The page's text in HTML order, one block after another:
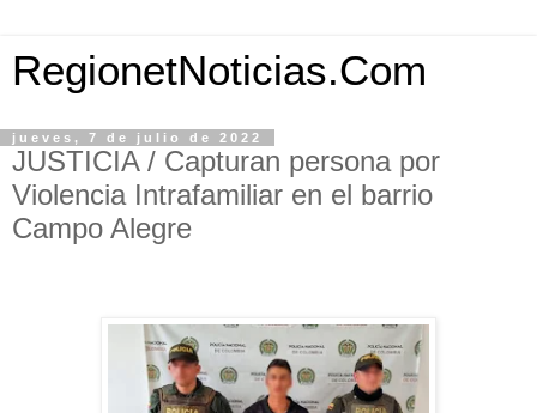
RegionetNoticias.Com
jueves, 7 de julio de 2022
JUSTICIA / Capturan persona por
Violencia Intrafamiliar en el barrio
Campo Alegre